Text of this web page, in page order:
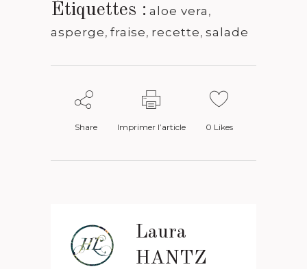
Étiquettes : aloe vera ,
asperge, fraise, recette, salade
Share Imprimer l’article 0 Likes
Laura
HANTZ